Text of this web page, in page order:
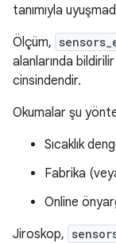
tanımıyla
Ölçüm,
alanlarında
cinsindendir.
Okumalar şu
Sıcaklık
Fabrika
Online
Jiroskop,